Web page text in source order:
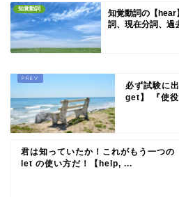
知覚動詞
知覚動詞の【hear
詞、現在分詞、過
必ず試験に
get】 『使
君は知っていたか！これがもう一つの
let の使い方だ！【help, ...